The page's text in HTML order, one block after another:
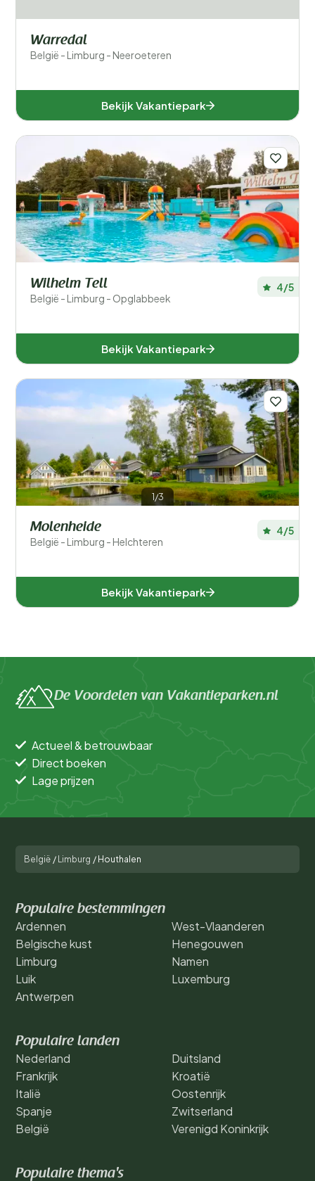
Warredal
België - Limburg - Neeroeteren
Bekijk Vakantiepark
Wilhelm Tell
België - Limburg - Opglabbeek
4/5
Bekijk Vakantiepark
1/3
Molenheide
België - Limburg - Helchteren
4/5
Bekijk Vakantiepark
De Voordelen van Vakantieparken.nl
Actueel & betrouwbaar
Direct boeken
Lage prijzen
België / Limburg / Houthalen
Populaire bestemmingen
Ardennen
Belgische kust
Limburg
Luik
Antwerpen
West-Vlaanderen
Henegouwen
Namen
Luxemburg
Populaire landen
Nederland
Frankrijk
Italië
Spanje
België
Duitsland
Kroatië
Oostenrijk
Zwitserland
Verenigd Koninkrijk
Populaire thema's